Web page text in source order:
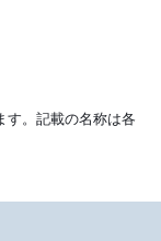
す。記載の名称は各